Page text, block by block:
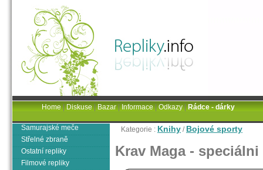
Kategorie : Knihy / Bojové sporty
Krav Maga -
Samurajské meče
Střelné zbraně
Ostatní repliky
Filmové repliky
Home|Diskuse|Bazar|Informace|Odkazy|Rádce - dárky